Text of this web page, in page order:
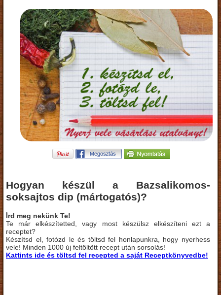
Hogyan készül a Bazsalikomos-
soksajtos dip (mártogatós)?
Írd meg nekünk Te!
Te már elkészítetted, vagy most készülsz elkészíteni ezt a
receptet?
Készítsd el, fotózd le és töltsd fel honlapunkra, hogy nyerhess
vele! Minden 1000 új feltöltött recept után sorsolás!
Kattints ide és töltsd fel recepted a saját Receptkönyvedbe!